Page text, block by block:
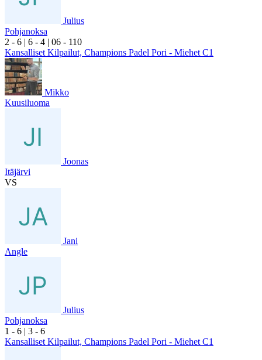
Julius
Pohjanoksa
2 - 6 | 6 - 4 | 06 - 110
Kansalliset Kilpailut, Champions Padel Pori - Miehet C1
Mikko
Kuusiluoma
Joonas
Itäjärvi
VS
Jani
Angle
Julius
Pohjanoksa
1 - 6 | 3 - 6
Kansalliset Kilpailut, Champions Padel Pori - Miehet C1